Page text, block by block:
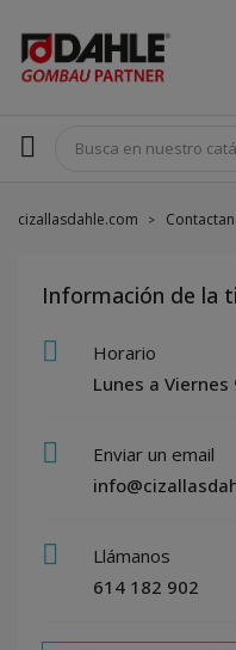
cizallasdahle.com
Información de la
Horario
Lunes a Viernes
Enviar un email
Llámanos
614 182 902